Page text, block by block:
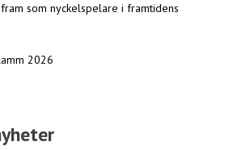
som nyckelspelare i framtidens
2026